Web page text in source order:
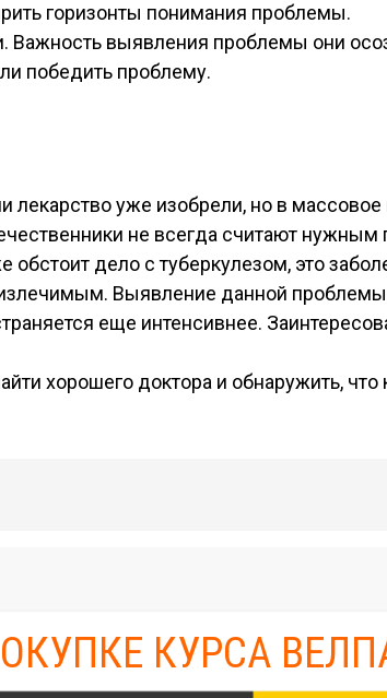
горизонты понимания проблемы.
выявления проблемы они
победить проблему.
уже изобрели, но в
не всегда считают
дело с туберкулезом, это
Выявление данной
еще интенсивнее.
хорошего доктора и обнаружить, что
КУРСА